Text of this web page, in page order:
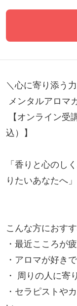
＼心に寄り添う
込）】
「香りと心のし
りたいあなたへ」
こんな方におす
・最近こころが
・アロマが好き
・ 周りの人に寄
・セラピストや